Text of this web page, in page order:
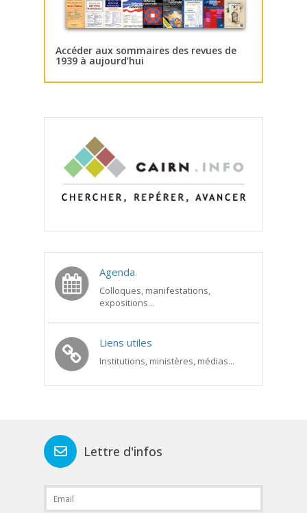
Accéder aux sommaires des revues de
1939 à aujourd’hui
Agenda
Colloques, manifestations,
expositions...
Liens utiles
Institutions, ministères, médias...
Lettre d'infos